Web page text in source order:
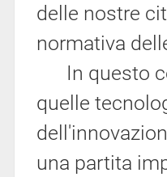
delle nostre
normativa
In questo
quelle
una partita